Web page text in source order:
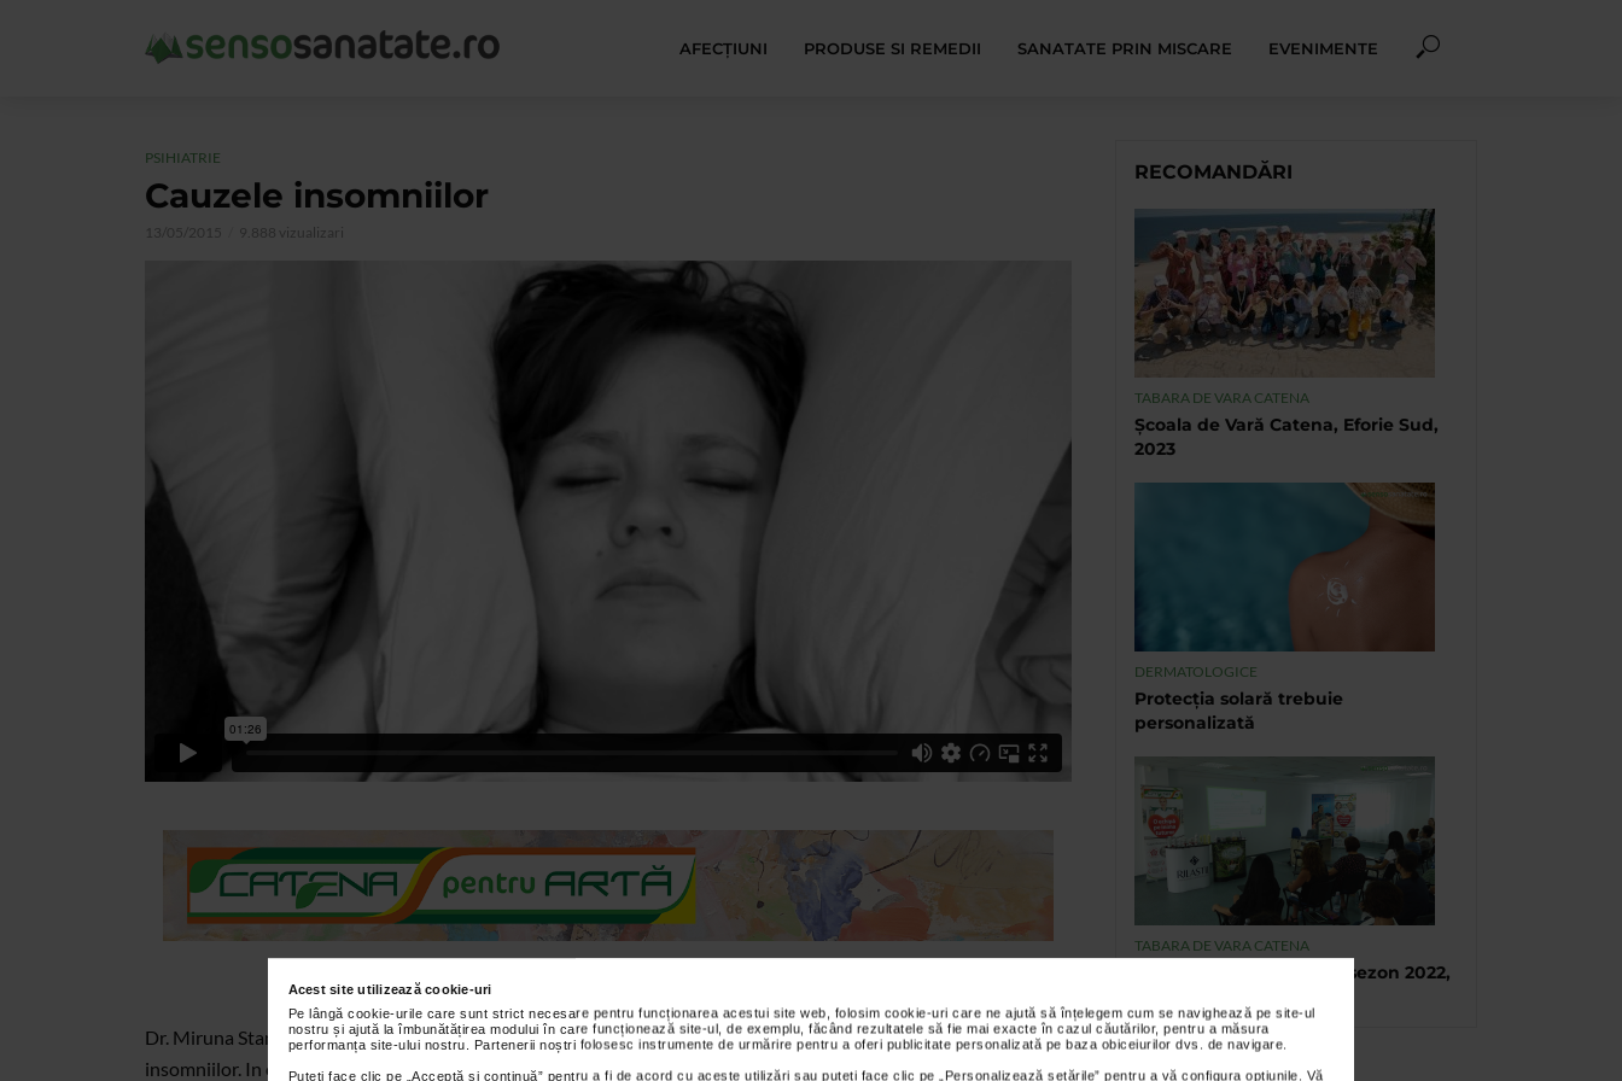
Acest site utilizează cookie-uri
Pe lângă cookie-urile care sunt strict necesare pentru funcționarea acestui site web, folosim cookie-uri care ne ajută să înțelegem cum se navighează pe site-ul
nostru și ajută la îmbunătățirea modului în care funcționează site-ul, de exemplu, făcând rezultatele să fie mai exacte în cazul căutărilor, pentru a măsura
performanța site-ului nostru. Partenerii noștri folosesc instrumente de urmărire pentru a oferi publicitate personalizată pe baza obiceiurilor dvs. de navigare.
Puteți face clic pe „Acceptă si continuă” pentru a fi de acord cu aceste utilizări sau puteți face clic pe „Personalizează setările” pentru a vă configura opțiunile. Vă
AFECŢIUNI PRODUSE SI REMEDII SANATATE PRIN MISCARE EVENIMENTE
PSIHIATRIE
Cauzele insomniilor
13/05/2015 9.888 vizualizari
Dr. Miruna Stanescu-medic primar psihiatru-Clinica Sanador vorbeste despre consecintele pe termen lung, ale
insomniilor. In clasificarile medicale, internationale ale tulburarilor de somn sunt specificate peste 80 de cauze ale
RECOMANDĂRI
TABARA DE VARA CATENA
Școala de Vară Catena, Eforie Sud,
2023
DERMATOLOGICE
Protecția solară trebuie
personalizată
TABARA DE VARA CATENA
Tabara de vara, final de sezon 2022,